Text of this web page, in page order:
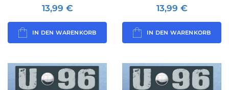
13,99 €
IN DEN WARENKORB
13,99 €
IN DEN WARENKORB